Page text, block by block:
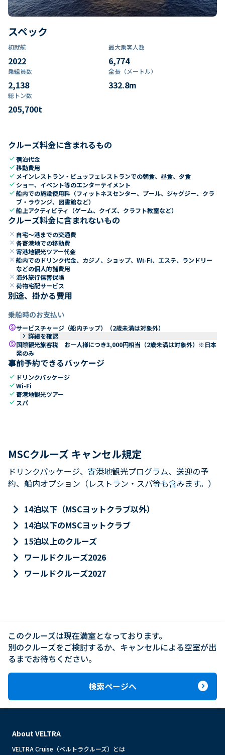
スペック
初就航
2022
最大乗客人数
6,774
乗組員数​
2,138
全長（メートル）
332.8m
総トン数​
205,700t
クルーズ料金に含まれるもの
check宿泊代金
check移動費用
check メインレストラン・ビュッフェレストランでの朝食、昼食、夕食
check ショー、イベント等のエンターテイメント
check船内での施設使用料（フィットネスセンター、プール、ジャグジー、クラ
ブ・ラウンジ、図書館など）
check船上アクティビティ（ゲーム、クイズ、クラフト教室など）
クルーズ料金に含まれないもの
close 自宅～港までの交通費
close 各寄港地での移動費
close 寄港地観光ツアー代金
close 船内でのドリンク代金、カジノ、ショップ、Wi-Fi、エステ、ランドリー
などの個人的諸費用
close 海外旅行傷害保険
close 荷物宅配サービス
別途、掛かる費用
乗船時のお支払い
paidサービスチャージ（船内チップ）（2歳未満は対象外）
keyboard_arrow_right 詳細を確認
paid国際観光旅客税 お一人様につき3,000円相当（2歳未満は対象外）※日本
発のみ
事前予約できるパッケージ
check ドリンクパッケージ
checkWi-Fi
check寄港地観光ツアー
check スパ
MSCクルーズ キャンセル規定
ドリンクパッケージ、寄港地観光プログラム、送迎の予
約、船内オプション（レストラン・スパ等も含みます。）
keyboard_arrow_right 14泊以下（MSCヨットクラブ以外）
keyboard_arrow_right 14泊以下のMSCヨットクラブ
keyboard_arrow_right 15泊以上のクルーズ
keyboard_arrow_right ワールドクルーズ2026
keyboard_arrow_right ワールドクルーズ2027
このクルーズは現在満室となっております。
別のクルーズをご検討するか、キャンセルによる空室が出
るまでお待ちください。
検索ページへ expand_circle_right
About VELTRA
VELTRA Cruise（ベルトラクルーズ）とは